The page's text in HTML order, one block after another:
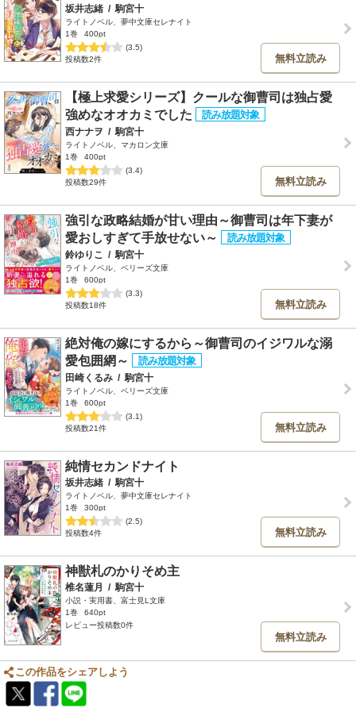
坂井志緒 / 駒宮十
ライトノベル、夢中文庫セレナイト
1巻
400pt
(3.5)
投稿数2件
無料立読み
【極上求愛シリーズ】クールな御曹司は独占愛
強めなオオカミでした
西ナナヲ / 駒宮十
ライトノベル、マカロン文庫
1巻
400pt
(3.4)
投稿数29件
無料立読み
強引な政略結婚が甘い理由～御曹司は年下妻が
愛おしすぎて手放せない～
鈴ゆりこ / 駒宮十
ライトノベル、ベリーズ文庫
1巻
600pt
(3.3)
投稿数18件
無料立読み
絶対俺の嫁にするから～御曹司のイジワルな溺
愛包囲網～
田崎くるみ / 駒宮十
ライトノベル、ベリーズ文庫
1巻
600pt
(3.1)
投稿数21件
無料立読み
純情セカンドナイト
坂井志緒 / 駒宮十
ライトノベル、夢中文庫セレナイト
1巻
300pt
(2.5)
投稿数4件
無料立読み
神獣札のかりそめ主
椎名蓮月 / 駒宮十
小説・実用書、富士見L文庫
1巻
640pt
レビュー投稿数0件
無料立読み
この作品をシェアしよう